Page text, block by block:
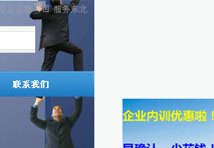
立足吉林 服务东北